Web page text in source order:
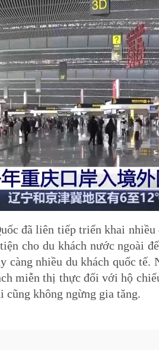
đã liên tiếp triển khai
cho du khách nước ngoài
càng nhiều du khách quốc
miễn thị thực đối với hộ
không ngừng gia tăng.